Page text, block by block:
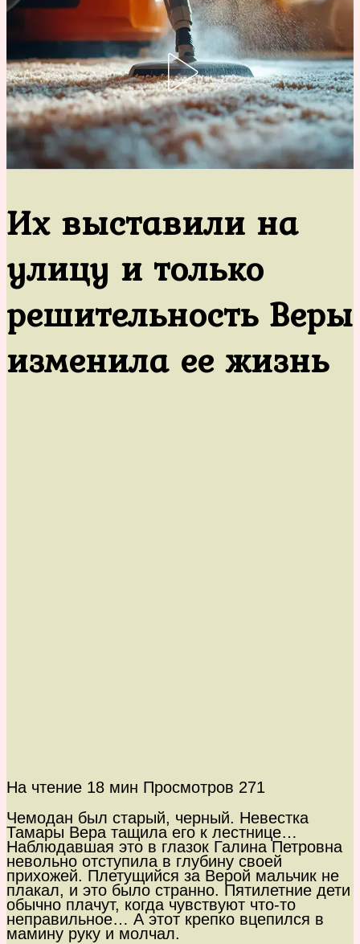
Их выставили на
улицу и только
решительность Веры
изменила ее жизнь
На чтение 18 мин Просмотров 271
Чемодан был старый, черный. Невестка
Тамары Вера тащила его к лестнице…
Наблюдавшая это в глазок Галина Петровна
невольно отступила в глубину своей
прихожей. Плетущийся за Верой мальчик не
плакал, и это было странно. Пятилетние дети
обычно плачут, когда чувствуют что-то
неправильное… А этот крепко вцепился в
мамину руку и молчал.